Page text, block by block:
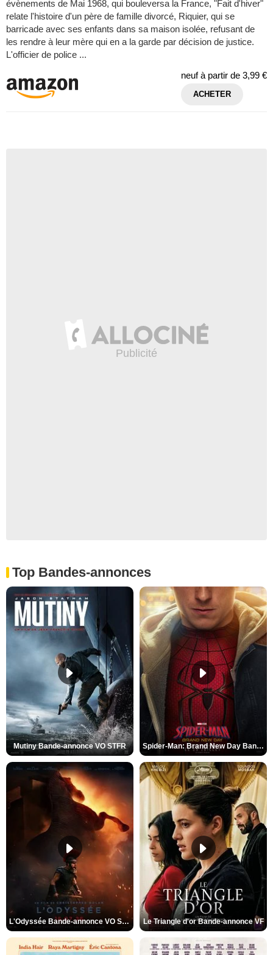
évènements de Mai 1968, qui bouleversa la France, "Fait d'hiver"
relate l'histoire d'un père de famille divorcé, Riquier, qui se
barricade avec ses enfants dans sa maison isolée, refusant de
les rendre à leur mère qui en a la garde par décision de justice.
L'officier de police ...
neuf à partir de 3,99 €
ACHETER
Top Bandes-annonces
Mutiny Bande-annonce VO STFR Spider-Man: Brand New Day Bande-annonce VO STFR
L'Odyssée Bande-annonce VO STFR Le Triangle d'or Bande-annonce VF